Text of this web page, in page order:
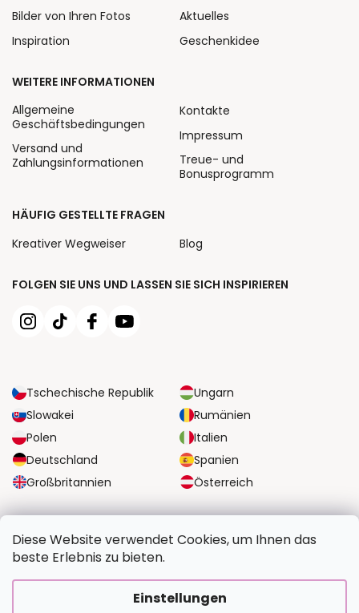
Diese Website verwendet Cookies, um Ihnen das
beste Erlebnis zu bieten.
Einstellungen
FOLGEN SIE UNS UND LASSEN SIE SICH INSPIRIEREN
Tschechische Republik
Ungarn
Slowakei
Rumänien
Polen
Italien
Deutschland
Spanien
Großbritannien
Österreich
Bilder von Ihren Fotos
Inspiration
Aktuelles
Geschenkidee
WEITERE INFORMATIONEN
Allgemeine
Geschäftsbedingungen
Versand und
Zahlungsinformationen
Kontakte
Impressum
Treue- und
Bonusprogramm
HÄUFIG GESTELLTE FRAGEN
Kreativer Wegweiser
Blog
SICHERE ZAHLUNGSOPTIONEN